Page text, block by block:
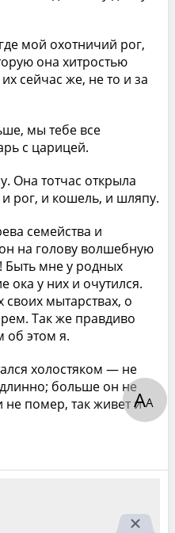
мой охотничий рог,
она хитростью
сейчас же, не то и за
мы тебе все
с царицей.
Она тотчас открыла
рог, и кошель, и шляпу.
семейства и
на голову волшебную
Быть мне у родных
ока у них и очутился.
мытарствах, о
Так же правдиво
об этом я.
холостяком — не
больше он не
не помер, так живет и
АА